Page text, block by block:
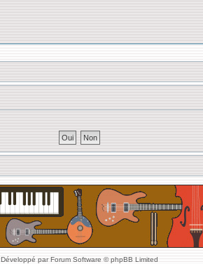
Développé par Forum Software © phpBB Limited